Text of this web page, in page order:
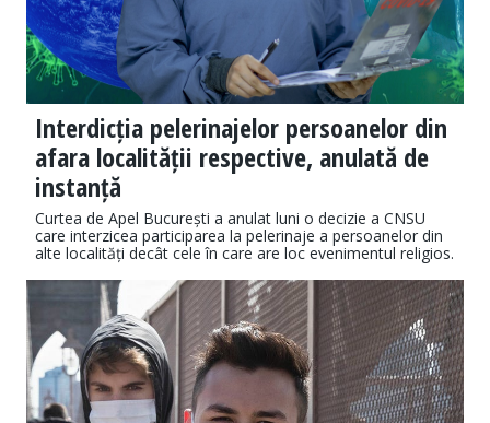
Interdicția pelerinajelor persoanelor din
afara localității respective, anulată de
instanță
Curtea de Apel București a anulat luni o decizie a CNSU
care interzicea participarea la pelerinaje a persoanelor din
alte localități decât cele în care are loc evenimentul religios.